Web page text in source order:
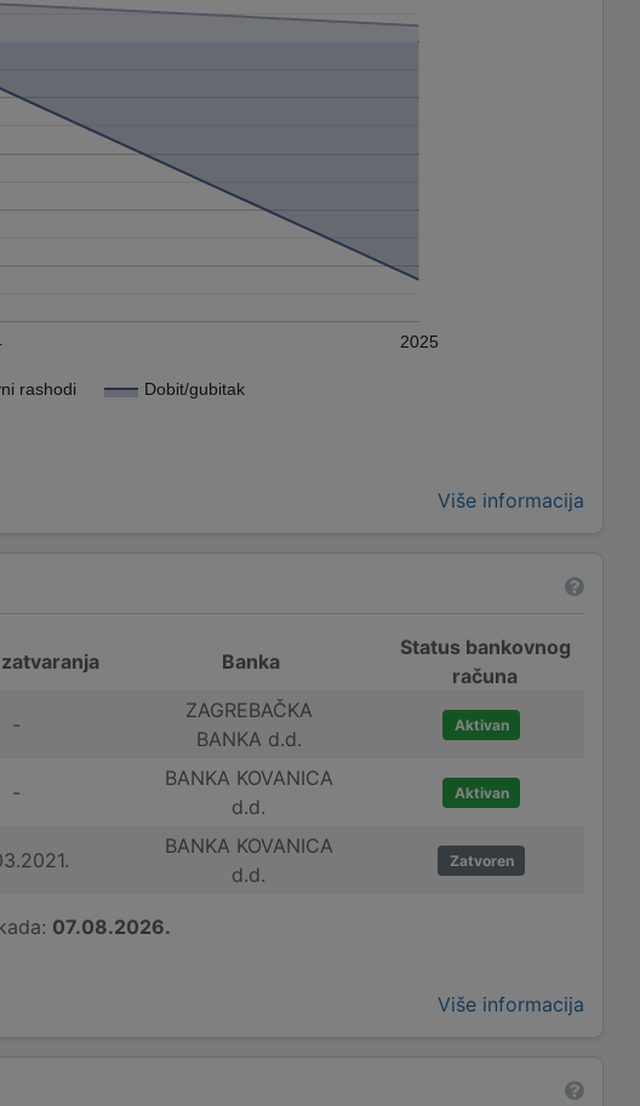
rashodi Dobit/gubitak
2025
Više informacija
Banka
Status bankovnog
računa
-
ZAGREBAČKA
BANKA d.d.
Aktivan
-
BANKA KOVANICA
d.d.
Aktivan
BANKA KOVANICA
d.d.
Zatvoren
07.08.2026.
Više informacija